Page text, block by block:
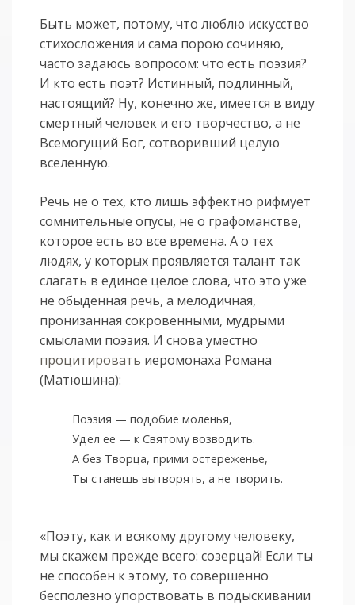
Быть может, потому, что люблю искусство
стихосложения и сама порою сочиняю,
часто задаюсь вопросом: что есть поэзия?
И кто есть поэт? Истинный, подлинный,
настоящий? Ну, конечно же, имеется в виду
смертный человек и его творчество, а не
Всемогущий Бог, сотворивший целую
вселенную.
Речь не о тех, кто лишь эффектно рифмует
сомнительные опусы, не о графоманстве,
которое есть во все времена. А о тех
людях, у которых проявляется талант так
слагать в единое целое слова, что это уже
не обыденная речь, а мелодичная,
пронизанная сокровенными, мудрыми
смыслами поэзия. И снова уместно
процитировать иеромонаха Романа
(Матюшина):
Поэзия — подобие моленья,
Удел ее — к Святому возводить.
А без Творца, прими остереженье,
Ты станешь вытворять, а не творить.
«Поэту, как и всякому другому че­ловеку,
мы скажем прежде всего: со­зерцай! Если ты
не способен к этому, то совершенно
бесполезно упорство­вать в подыскивании